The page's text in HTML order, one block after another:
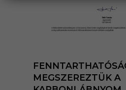
MEGSZEREZTÜK A